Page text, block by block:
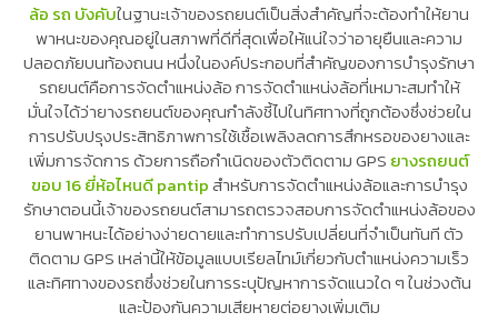
ล้อ รถ บังคับในฐานะเจ้าของรถยนต์เป็นสิ่งสำคัญที่จะต้องทำให้ยาน
พาหนะของคุณอยู่ในสภาพที่ดีที่สุดเพื่อให้แน่ใจว่าอายุยืนและความ
ปลอดภัยบนท้องถนน หนึ่งในองค์ประกอบที่สำคัญของการบำรุงรักษา
รถยนต์คือการจัดตำแหน่งล้อ การจัดตำแหน่งล้อที่เหมาะสมทำให้
มั่นใจได้ว่ายางรถยนต์ของคุณกำลังชี้ไปในทิศทางที่ถูกต้องซึ่งช่วยใน
การปรับปรุงประสิทธิภาพการใช้เชื้อเพลิงลดการสึกหรอของยางและ
เพิ่มการจัดการ ด้วยการถือกำเนิดของตัวติดตาม GPS ยางรถยนต์
ขอบ 16 ยี่ห้อไหนดี pantipสำหรับการจัดตำแหน่งล้อและการบำรุง
รักษาตอนนี้เจ้าของรถยนต์สามารถตรวจสอบการจัดตำแหน่งล้อของ
ยานพาหนะได้อย่างง่ายดายและทำการปรับเปลี่ยนที่จำเป็นทันที ตัว
ติดตาม GPS เหล่านี้ให้ข้อมูลแบบเรียลไทม์เกี่ยวกับตำแหน่งความเร็ว
และทิศทางของรถซึ่งช่วยในการระบุปัญหาการจัดแนวใด ๆ ในช่วงต้น
และป้องกันความเสียหายต่อยางเพิ่มเติม